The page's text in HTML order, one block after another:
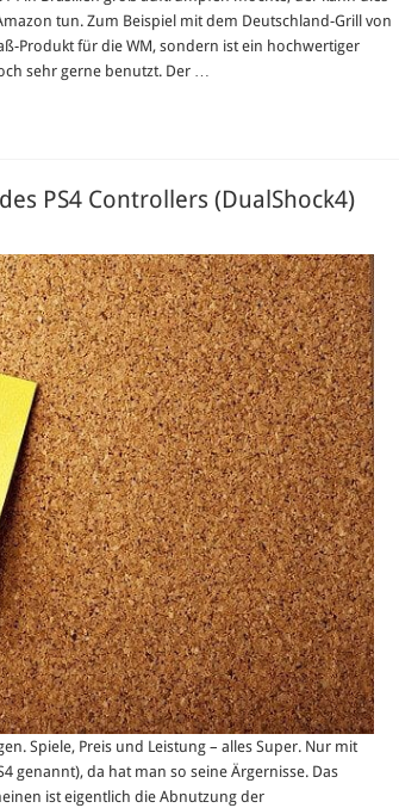
tun. Zum Beispiel mit dem Deutschland-Grill von
Produkt für die WM, sondern ist ein hochwertiger
sehr gerne benutzt. Der …
PS4 Controllers (DualShock4)
Spiele, Preis und Leistung – alles Super. Nur mit
genannt), da hat man so seine Ärgernisse. Das
ist eigentlich die Abnutzung der